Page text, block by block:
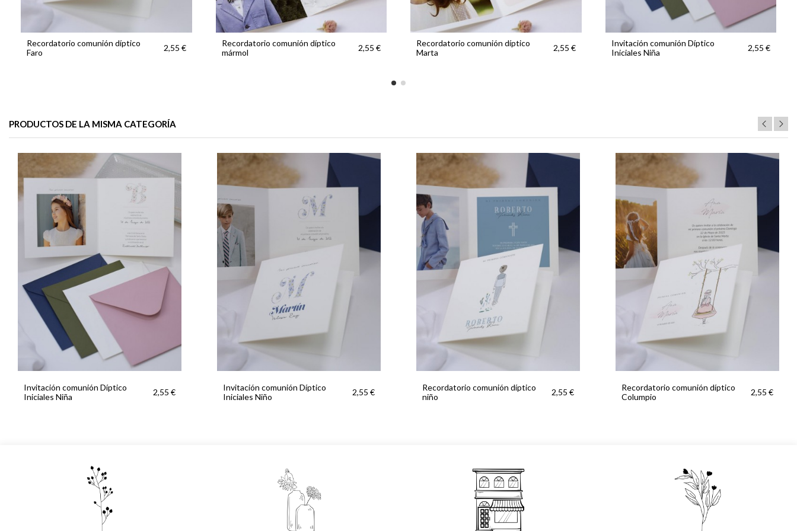
Recordatorio comunión díptico
Faro
2,55 €
Recordatorio comunión díptico
mármol
2,55 €
Recordatorio comunión díptico
Marta
2,55 €
Invitación comunión Díptico
Iniciales Niña
2,55 €
PRODUCTOS DE LA MISMA CATEGORÍA
Invitación comunión Díptico
Iniciales Niña
2,55 €
Invitación comunión Díptico
Iniciales Niño
2,55 €
Recordatorio comunión díptico
niño
2,55 €
Recordatorio comunión díptico
Columpio
2,55 €